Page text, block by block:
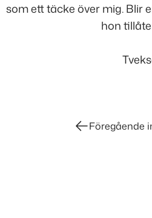
som ett täcke över mig. Blir
hon
Föregående